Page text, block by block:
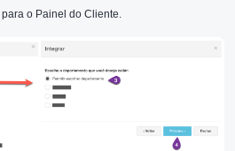
o Painel do Cliente.